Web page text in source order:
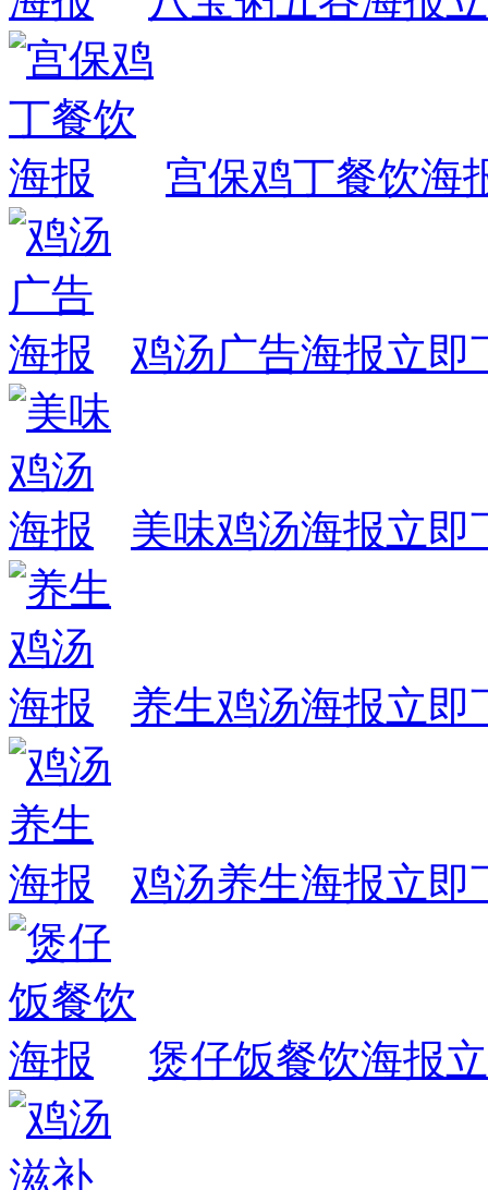
宫保鸡丁餐饮海
鸡汤广告海报立即
美味鸡汤海报立即
养生鸡汤海报立即
鸡汤养生海报立即
煲仔饭餐饮海报